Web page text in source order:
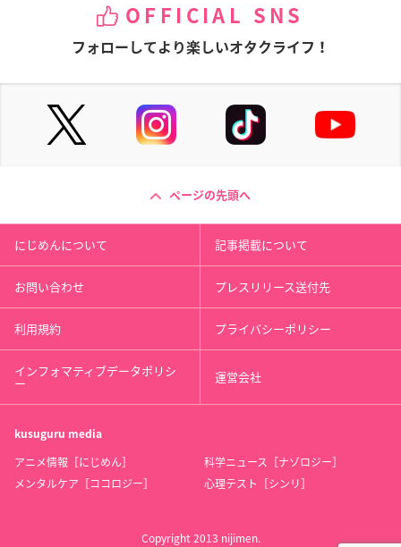
OFFICIAL SNS
フォローしてより楽しいオタクライフ！
ページの先頭へ
にじめんについて 記事掲載について
お問い合わせ プレスリリース送付先
利用規約 プライバシーポリシー
インフォマティブデータポリシ
ー 運営会社
kusuguru media
アニメ情報［にじめん］
科学ニュース［ナゾロジー］
メンタルケア［ココロジー］
心理テスト［シンリ］
Copyright 2013 nijimen.